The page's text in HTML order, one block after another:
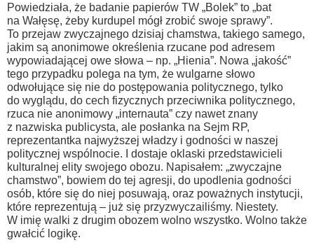
Powiedziała, że badanie papierów TW „Bolek” to „bat
na Wałęsę, żeby kurdupel mógł zrobić swoje sprawy”.
To przejaw zwyczajnego dzisiaj chamstwa, takiego samego,
jakim są anonimowe określenia rzucane pod adresem
wypowiadającej owe słowa – np. „Hienia”. Nowa „jakość”
tego przypadku polega na tym, że wulgarne słowo
odwołujące się nie do postępowania politycznego, tylko
do wyglądu, do cech fizycznych przeciwnika politycznego,
rzuca nie anonimowy „internauta” czy nawet znany
z nazwiska publicysta, ale posłanka na Sejm RP,
reprezentantka najwyższej władzy i godności w naszej
politycznej wspólnocie. I dostaje oklaski przedstawicieli
kulturalnej elity swojego obozu. Napisałem: „zwyczajne
chamstwo”, bowiem do tej agresji, do upodlenia godności
osób, które się do niej posuwają, oraz poważnych instytucji,
które reprezentują – już się przyzwyczailiśmy. Niestety.
W imię walki z drugim obozem wolno wszystko. Wolno także
gwałcić logikę.